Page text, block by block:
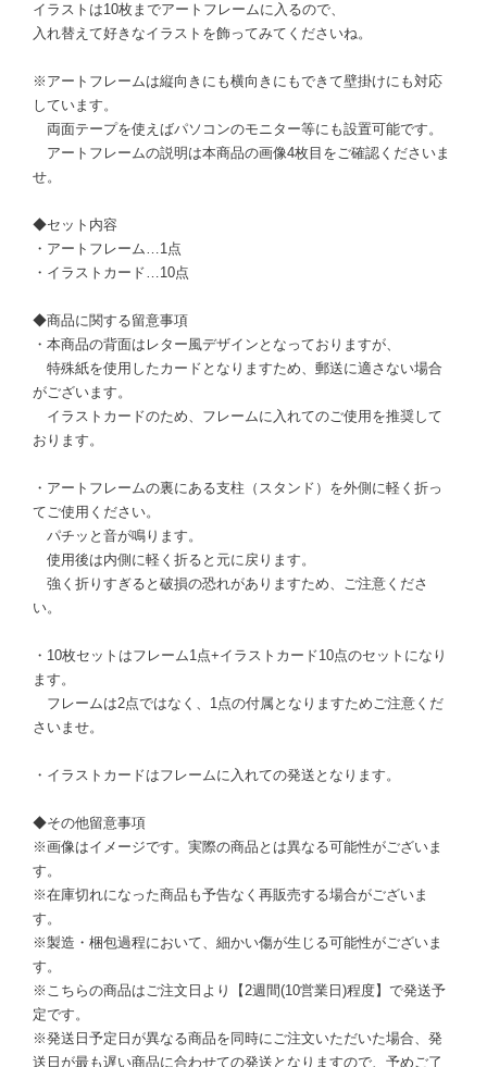
イラストは10枚までアートフレームに入るので、
入れ替えて好きなイラストを飾ってみてくださいね。
※アートフレームは縦向きにも横向きにもできて壁掛けにも対応
しています。
両面テープを使えばパソコンのモニター等にも設置可能です。
アートフレームの説明は本商品の画像4枚目をご確認くださいま
せ。
◆セット内容
・アートフレーム…1点
・イラストカード…10点
◆商品に関する留意事項
・本商品の背面はレター風デザインとなっておりますが、
特殊紙を使用したカードとなりますため、郵送に適さない場合
がございます。
イラストカードのため、フレームに入れてのご使用を推奨して
おります。
・アートフレームの裏にある支柱（スタンド）を外側に軽く折っ
てご使用ください。
パチッと音が鳴ります。
使用後は内側に軽く折ると元に戻ります。
強く折りすぎると破損の恐れがありますため、ご注意くださ
い。
・10枚セットはフレーム1点+イラストカード10点のセットになり
ます。
フレームは2点ではなく、1点の付属となりますためご注意くだ
さいませ。
・イラストカードはフレームに入れての発送となります。
◆その他留意事項
※画像はイメージです。実際の商品とは異なる可能性がございま
す。
※在庫切れになった商品も予告なく再販売する場合がございま
す。
※製造・梱包過程において、細かい傷が生じる可能性がございま
す。
※こちらの商品はご注文日より【2週間(10営業日)程度】で発送予
定です。
※発送日予定日が異なる商品を同時にご注文いただいた場合、発
送日が最も遅い商品に合わせての発送となりますので、予めご了